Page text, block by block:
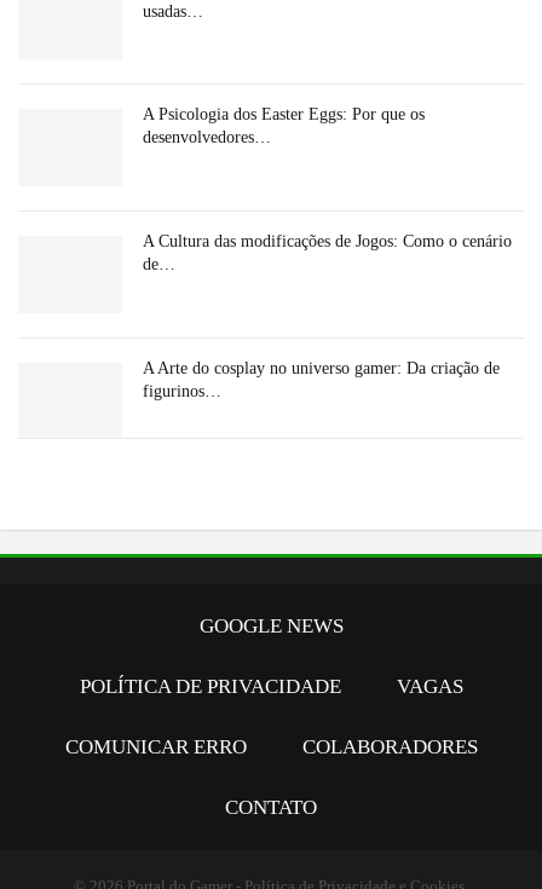
usadas…
A Psicologia dos Easter Eggs: Por que os
desenvolvedores…
A Cultura das modificações de Jogos: Como o cenário
de…
A Arte do cosplay no universo gamer: Da criação de
figurinos…
GOOGLE NEWS
POLÍTICA DE PRIVACIDADE VAGAS
COMUNICAR ERRO COLABORADORES
CONTATO